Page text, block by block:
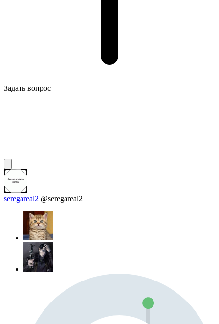
Задать вопрос
seregareal2 @seregareal2